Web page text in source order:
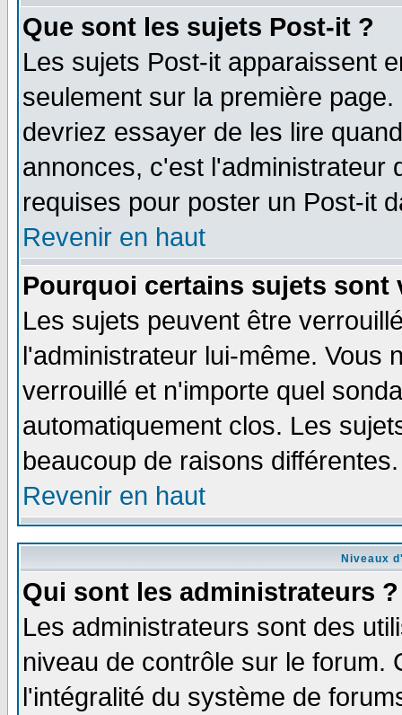
Que sont les sujets Post-it ?
Les sujets Post-it apparaissent
seulement sur la première
devriez essayer de les lire
annonces, c'est l'administrateur
requises pour poster un Post-it
Revenir en haut
Pourquoi certains sujets sont
Les sujets peuvent être
l'administrateur lui-même. Vous
verrouillé et n'importe quel
automatiquement clos. Les
beaucoup de raisons différentes.
Revenir en haut
Niveaux
Qui sont les administrateurs ?
Les administrateurs sont des
niveau de contrôle sur le forum.
l'intégralité du système de